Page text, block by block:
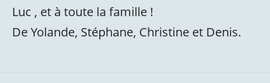
Luc , et à toute la famille !
De Yolande, Stéphane, Christine et Denis.